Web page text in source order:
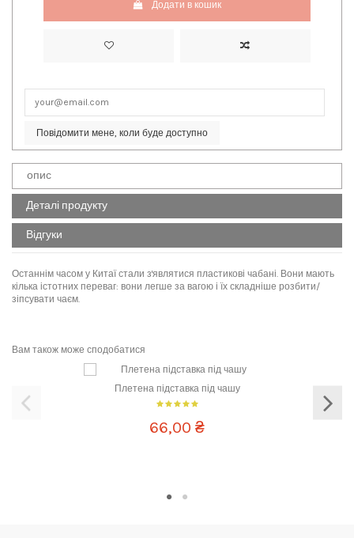
Додати в кошик
Повідомити мене, коли буде доступно
опис
Деталі продукту
Відгуки
Останнім часом у Китаї стали з'являтися пластикові чабані. Вони мають
кілька істотних переваг: вони легше за вагою і їх складніше розбити/
зіпсувати чаєм.
Розмір чабані
Ідеально для заварювання будь-якого виду чаю
сучасний
Основний колір
бежевий
Вам також може сподобатися
Плетена підставка під чашу
66,00 ₴